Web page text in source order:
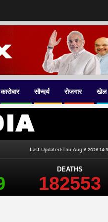
कारोबार सौन्दर्य रोजगार खेल